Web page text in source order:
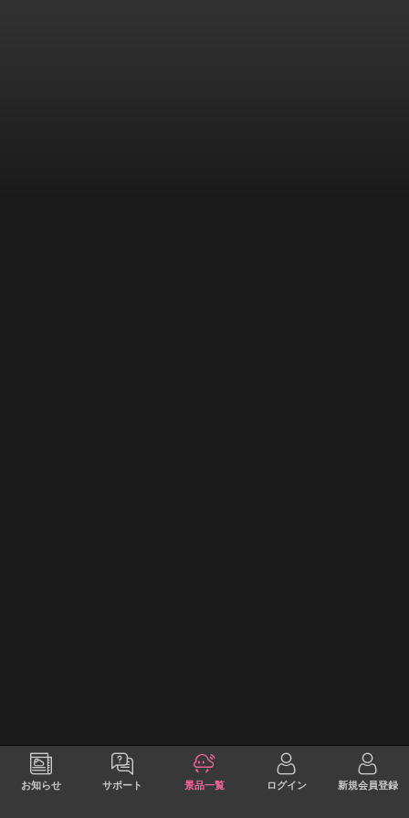
お知らせ サポート 景品一覧 ログイン 新規会員登録